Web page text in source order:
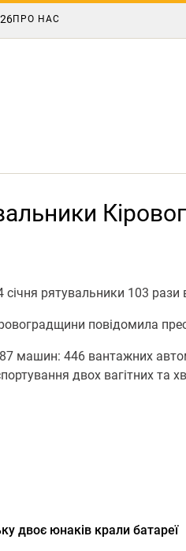
ПРО НАС
рятувальники 103
повідомила
машин: 446 вантажних
двох вагітних та
двоє юнаків крали батареї